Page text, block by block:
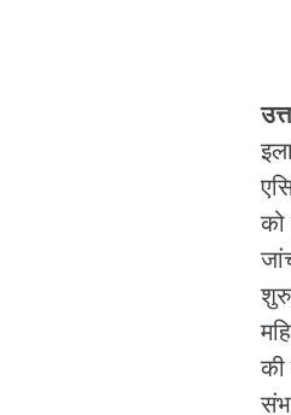
की